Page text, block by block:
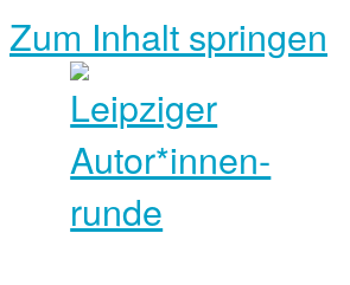
Zum Inhalt springen